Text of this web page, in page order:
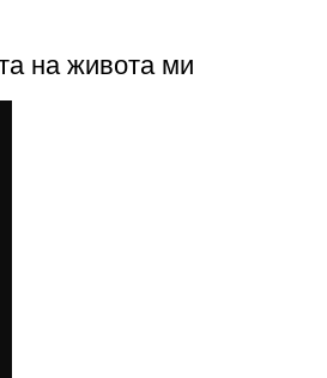
на живота ми